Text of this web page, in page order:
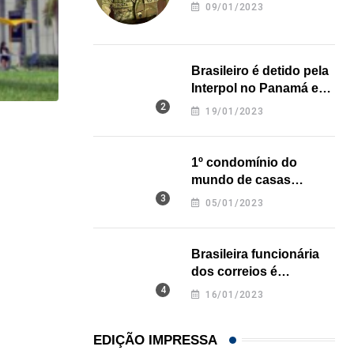
HISTÓRICO
Açaí é reconhecido oficialmente como fruto
09/01/2023
Brasileiro é detido pela
Interpol no Panamá e
pode pegar prisão
19/01/2023
1º condomínio do
mundo de casas
impressas em 3D é
05/01/2023
Brasileira funcionária
dos correios é
assassinada a facadas
16/01/2023
EDIÇÃO IMPRESSA